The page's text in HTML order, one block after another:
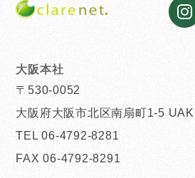
大阪本社
〒530-0052
大阪府大阪市北区南扇町1-5
TEL 06-4792-8281
FAX 06-4792-8291